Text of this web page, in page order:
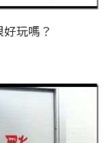
玩嗎？